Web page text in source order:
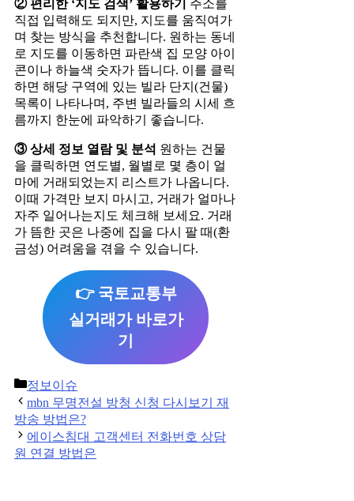
② 편리한 ‘지도 검색’ 활용하기
주소를
직접 입력해도 되지만, 지도를 움직여가
며 찾는 방식을 추천합니다. 원하는 동네
로 지도를 이동하면 파란색 집 모양 아이
콘이나 하늘색 숫자가 뜹니다. 이를 클릭
하면 해당 구역에 있는 빌라 단지(건물)
목록이 나타나며, 주변 빌라들의 시세 흐
름까지 한눈에 파악하기 좋습니다.
③ 상세 정보 열람 및 분석 원하는 건물
을 클릭하면 연도별, 월별로 몇 층이 얼
마에 거래되었는지 리스트가 나옵니다.
이때 가격만 보지 마시고, 거래가 얼마나
자주 일어나는지도 체크해 보세요. 거래
가 뜸한 곳은 나중에 집을 다시 팔 때(환
금성) 어려움을 겪을 수 있습니다.
👉 국토교통부
실거래가 바로가
기
Categories
정보이슈
Post
navigation
mbn 무명전설 방청 신청 다시보기 재
방송 방법은?
에이스침대 고객센터 전화번호 상담
원 연결 방법은